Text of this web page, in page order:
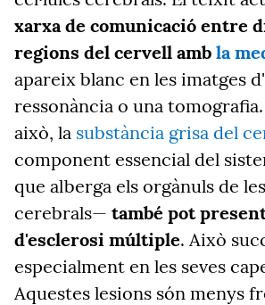
xarxa de comunicació entre
regions del cervell amb la
apareix blanc en les imatges
ressonància o una
això, la substància grisa del
component essencial del
que alberga els orgànuls de
cerebrals— també pot
d'esclerosi múltiple. Això
especialment en les seves
Aquestes lesions són menys